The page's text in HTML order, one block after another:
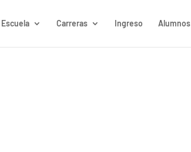
Escuela Carreras Ingreso Alumnos